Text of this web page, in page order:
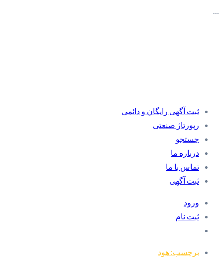
…
ثبت آگهی رایگان و دائمی
رپورتاژ صنعتی
جستجو
درباره ما
تماس با ما
ثبت آگهی
ورود
ثبت نام
برچسب: هود